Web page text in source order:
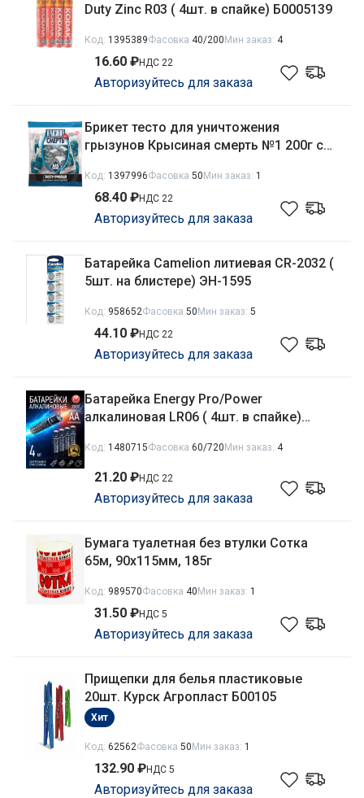
Duty Zinc R03 ( 4шт. в спайке) Б0005139
Код: 1395389Фасовка 40/200Мин заказ: 4
16.60 ₽НДС 22
Авторизуйтесь для заказа
Брикет тесто для уничтожения
грызунов Крысиная смерть №1 200г с
Код: 1397996Фасовка 50Мин заказ: 1
68.40 ₽НДС 22
Авторизуйтесь для заказа
Батарейка Camelion литиевая CR-2032 (
5шт. на блистере) ЭН-1595
Код: 958652Фасовка 50Мин заказ: 5
44.10 ₽НДС 22
Авторизуйтесь для заказа
Батарейка Energy Pro/Power
алкалиновая LR06 ( 4шт. в спайке)
Код: 1480715Фасовка 60/720Мин заказ: 4
21.20 ₽НДС 22
Авторизуйтесь для заказа
Бумага туалетная без втулки Сотка
65м, 90х115мм, 185г
Код: 989570Фасовка 40Мин заказ: 1
31.50 ₽НДС 5
Авторизуйтесь для заказа
Прищепки для белья пластиковые
20шт. Курск Агропласт Б00105
Хит
Код: 62562Фасовка 50Мин заказ: 1
132.90 ₽НДС 5
Авторизуйтесь для заказа